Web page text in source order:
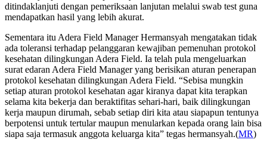
ditindaklanjuti dengan pemeriksaan lanjutan melalui swab test guna
mendapatkan hasil yang lebih akurat.
Sementara itu Adera Field Manager Hermansyah mengatakan tidak
ada toleransi terhadap pelanggaran kewajiban pemenuhan protokol
kesehatan dilingkungan Adera Field. Ia telah pula mengeluarkan
surat edaran Adera Field Manager yang berisikan aturan penerapan
protokol kesehatan dilingkungan Adera Field. “Sebisa mungkin
setiap aturan protokol kesehatan agar kiranya dapat kita terapkan
selama kita bekerja dan beraktifitas sehari-hari, baik dilingkungan
kerja maupun dirumah, sebab setiap diri kita atau siapapun tentunya
berpotensi untuk tertular maupun menularkan kepada orang lain bisa
siapa saja termasuk anggota keluarga kita” tegas hermansyah.(MR)